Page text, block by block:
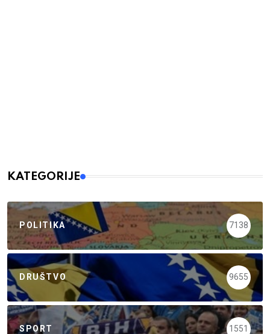
KATEGORIJE
POLITIKA 7138
DRUŠTVO 9655
SPORT 1551